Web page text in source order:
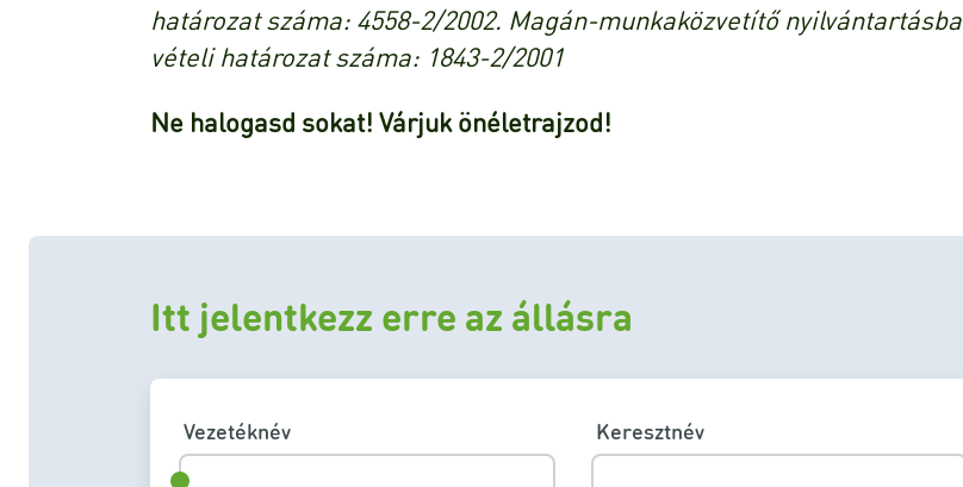
határozat száma: 4558-2/2002. Magán-munkaközvetítő nyilvántartásba
vételi határozat száma: 1843-2/2001
Ne halogasd sokat! Várjuk önéletrajzod!
Itt jelentkezz erre az állásra
Vezetéknév Keresztnév